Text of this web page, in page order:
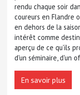
rendu chaque soir
coureurs en Flandre
en dehors de la
intérêt comme
aperçu de ce qu'ils
d'un séminaire, d'un
En savoir plus